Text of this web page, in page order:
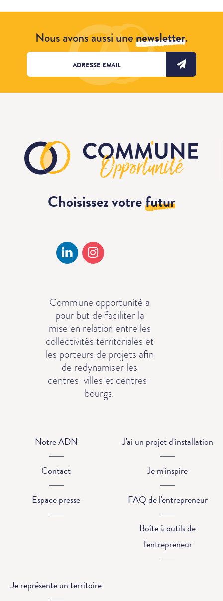
Nous avons aussi unenewsletter.
Choisissez votrefutur
Comm'une opportunité a
pour but de faciliter la
mise en relation entre les
collectivités territoriales et
les porteurs de projets afin
de redynamiser les
centres-villes et centres-
bourgs.
Notre ADN
Contact
Espace presse
J'ai un projet d'installation
Je m'inspire
FAQ de l'entrepreneur
Boîte à outils de
l'entrepreneur
Je représente un territoire